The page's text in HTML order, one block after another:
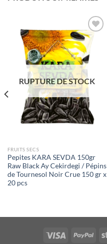
Ajouter
à la liste
de
souhaits
RUPTURE DE STOCK
FRUITS SECS
Pepites KARA SEVDA 150gr
Raw Black Ay Cekirdegi / Pépins
de Tournesol Noir Crue 150 gr x
20 pcs